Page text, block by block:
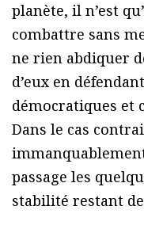
planète, il n’est
combattre sans
ne rien abdiquer
d’eux en
démocratiques et
Dans le cas
passage les
stabilité restant